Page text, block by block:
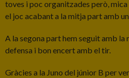
toves i poc organitzades però,
el joc acabant a la mitja part amb
A la segona part hem seguit amb
defensa i bon encert amb el tir.
Gràcies a la Juno del júnior B per